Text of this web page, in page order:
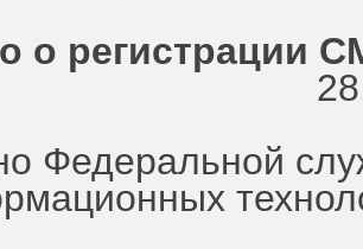
о регистрации
Федеральной